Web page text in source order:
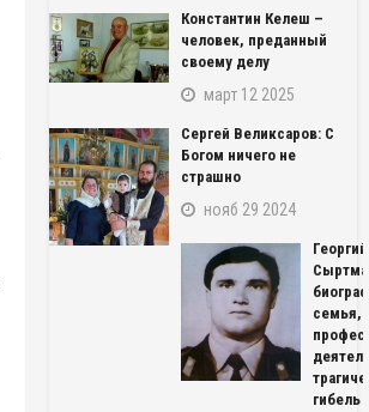
Константин Келеш –
человек, преданный
своему делу
март 12 2025
Сергей Великсаров: С
Богом ничего не
страшно
нояб 29 2024
Георгий
семья,
гибель